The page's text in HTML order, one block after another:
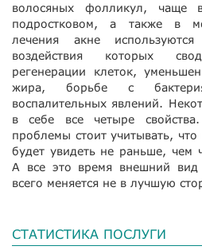
волосяных фолликул, чаще
подростковом, а также в
лечения акне
воздействия которых
регенерации клеток,
жира, борьбе с
воспалительных явлений.
в себе все четыре
проблемы стоит учитывать,
будет увидеть не раньше, чем
А все это время внешний
всего меняется не в лучшую
СТАТИСТИКА ПОСЛУГИ